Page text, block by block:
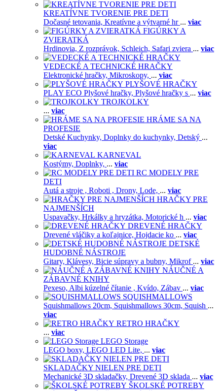
KREATÍVNE TVORENIE PRE DETI
Dočasné tetovania, Kreatívne a výtvarné hr ... viac
FIGÚRKY A
ZVIERATKÁ
Hrdinovia, Z rozprávok, Schleich, Safari zviera ... viac
VEDECKÉ A TECHNICKÉ HRAČKY
Elektronické hračky, Mikroskopy, ... viac
PLYŠOVÉ HRAČKY
PLAY ECO Plyšové hračky, Plyšové hračky s ... viac
TROJKOLKY
... viac
HRÁME SA NA
PROFESIE
Detské Kuchynky, Doplnky do kuchynky, Detský ...
viac
KARNEVAL
Kostýmy, Doplnky, ... viac
RC MODELY PRE
DETI
Autá a stroje , Roboti , Drony, Lode, ... viac
HRAČKY PRE
NAJMENŠÍCH
Uspavačky, Hrkálky a hryzátka, Motorické h ... viac
DREVENÉ HRAČKY
Drevené vláčiky a koľajnice, Hojdacie ko ... viac
DETSKÉ
HUDOBNÉ NÁSTROJE
Gitary, Klávesy, Bicie súpravy a bubny, Mikrof ... viac
NÁUČNÉ A
ZÁBAVNÉ KNIHY
Pexeso, Albi kúzelné čítanie , Kvído, Zábav ... viac
SQUISHMALLOWS
Squishmallows 20cm, Squishmallows 30cm, Squish ...
viac
RETRO HRAČKY
... viac
LEGO Storage
LEGO boxy, LEGO LED Lite, ... viac
SKLADAČKY NIELEN PRE DETI
Mechanické 3D skladačky, Drevené 3D sklada ... viac
ŠKOLSKÉ POTREBY